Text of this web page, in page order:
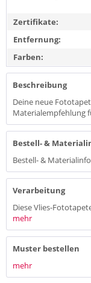
Zertifikate:
Entfernung:
Farben:
Beschreibung
Deine neue
Materialempfehlung
Bestell- &
Bestell- & Materialinfo
Verarbeitung
Diese Vlies-
mehr
Muster bestellen
mehr